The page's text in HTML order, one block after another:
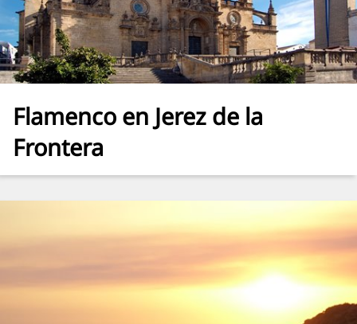
Flamenco en Jerez de la
Frontera